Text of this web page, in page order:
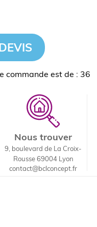
commande est de : 36
Nous trouver
9, boulevard de La Croix-
Rousse 69004 Lyon
contact@bclconcept.fr